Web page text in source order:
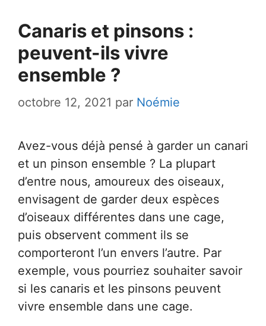
Canaris et pinsons :
peuvent-ils vivre
ensemble ?
octobre 12, 2021 par Noémie
Avez-vous déjà pensé à garder un canari
et un pinson ensemble ? La plupart
d’entre nous, amoureux des oiseaux,
envisagent de garder deux espèces
d’oiseaux différentes dans une cage,
puis observent comment ils se
comporteront l’un envers l’autre. Par
exemple, vous pourriez souhaiter savoir
si les canaris et les pinsons peuvent
vivre ensemble dans une cage.